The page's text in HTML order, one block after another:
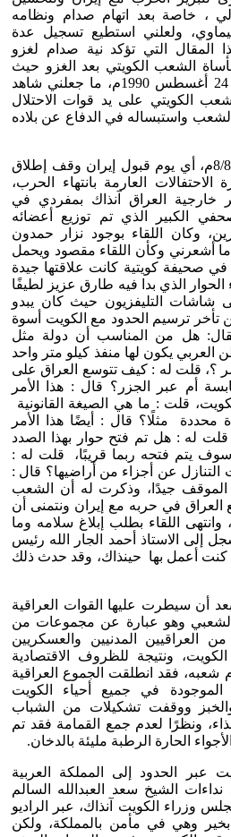
، خاصة بعد اتهام صدام ونظامه
ولعلني استطيع تسجيل عدة
التي تؤكد نية صدام لغزو
الشعب الكويتي بعد الغزو حيث
بقيت في الكويت حتى يوم 24 أغسطس 1990م، ما جعلني شاهد
الكويتي على يد قوات الاحتلال
واستبساله في الدفاع عن بلاده
**كنت في بغداد يوم 8/8/1988م، أي يوم قبول إيران وقف إطلاق
العارمة بانتهاء الحرب،
خارجية العراق آنذاك بمفردي في
الكبير الذي تم توزيع أعضائه
وكان اللقاء بوجود نزار حمدون
ما أشعرني وكأن اللقاء مقصود ويحمل
صحيفة كويتية كانت علاقتها جيدة
الحوار الذي بدا فيه طارق عزيز لطيفًا
شاشات التليفزيون حيث كان يبدو
تأخر ترسيم الحدود مع الكويت أسوة
هل من المناسب أن دولة مثل
العربي يكون لها منفذ كيلو متر واحد
؟، قلت له : كيف تتوسع العراق على
أم عبر الجزر؟ قال : هذا الأمر
قلت : ما هي الصيغة القانونية
محددة مثلًا؟ قال : أيضًا هذا الأمر
له : هل تم فتح حوار بهذا الصدد
سوف يتم فتحه ربما قريبًا، قلت له :
عن أجزاء من أراضيها؟ قال :
الموقف جيدًا، وذكرت له أن الشعب
العراق في حربه مع إيران ونتمنى أن
وانتهى اللقاء بطلب إبلاغ سلامه وما
إلى الاستاذ أحمد الجار الله رئيس
كنت أعمل بها حينذاك، وقد حدث ذلك
أن سيطرت عليها القوات العراقية
وهو عبارة عن مجموعات من
العراقيين المدنيين والعسكريين
ونتيجة للظروف الاقتصادية
شعبه، فقد انطلقت الجموع العراقية
الموجودة في جميع أحياء الكويت
ووقفت تشكيلات من الشباب
ونظرًا لعدم جمع القمامة فقد تم
الحارة الرطبة مليئة بالدخان.
عبر الحدود إلى المملكة العربية
الشيخ سعد العبدالله السالم
وزراء الكويت آنذاك، عبر الراديو
بخير وهي في مأمن بالمملكة، ولكن